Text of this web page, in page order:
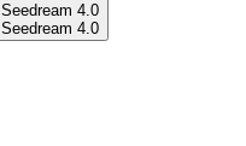
Seedream 4.0
Seedream 4.0